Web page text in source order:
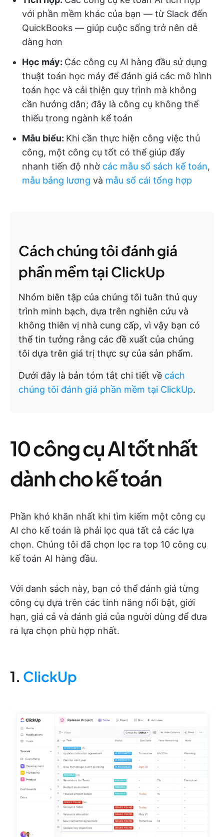
với phần mềm khác của bạn — từ Slack đến
QuickBooks — giúp cuộc sống trở nên dễ
dàng hơn
Học máy: Các công cụ AI hàng đầu sử dụng
thuật toán học máy để đánh giá các mô hình
toán học và cải thiện quy trình mà không
cần hướng dẫn; đây là công cụ không thể
thiếu trong ngành kế toán
Mẫu biểu: Khi cần thực hiện công việc thủ
công, một công cụ tốt có thể giúp đẩy
nhanh tiến độ nhờ các mẫu sổ sách kế toán,
mẫu bảng lương và mẫu sổ cái tổng hợp
Cách chúng tôi đánh giá
phần mềm tại ClickUp
Nhóm biên tập của chúng tôi tuân thủ quy
trình minh bạch, dựa trên nghiên cứu và
không thiên vị nhà cung cấp, vì vậy bạn có
thể tin tưởng rằng các đề xuất của chúng
tôi dựa trên giá trị thực sự của sản phẩm.
Dưới đây là bản tóm tắt chi tiết về cách
chúng tôi đánh giá phần mềm tại ClickUp.
10 công cụ AI tốt nhất
dành cho kế toán
Phần khó khăn nhất khi tìm kiếm một công cụ
AI cho kế toán là phải lọc qua tất cả các lựa
chọn. Chúng tôi đã chọn lọc ra top 10 công cụ
kế toán AI hàng đầu.
Với danh sách này, bạn có thể đánh giá từng
công cụ dựa trên các tính năng nổi bật, giới
hạn, giá cả và đánh giá của người dùng để đưa
ra lựa chọn phù hợp nhất.
1. ClickUp